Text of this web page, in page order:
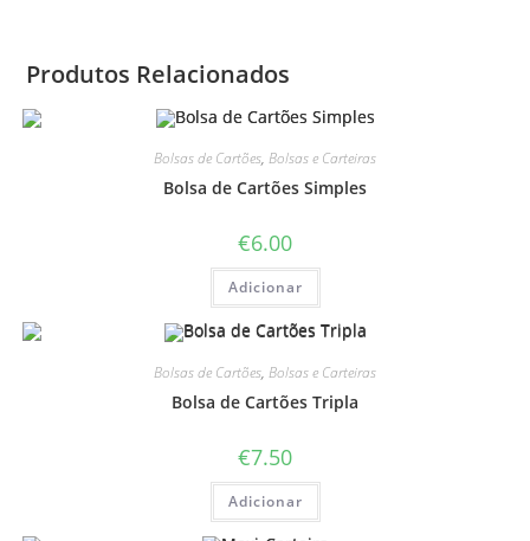
Produtos Relacionados
Bolsas de Cartões, Bolsas e Carteiras
Bolsa de Cartões Simples
€6.00
Adicionar
Bolsas de Cartões, Bolsas e Carteiras
Bolsa de Cartões Tripla
€7.50
Adicionar